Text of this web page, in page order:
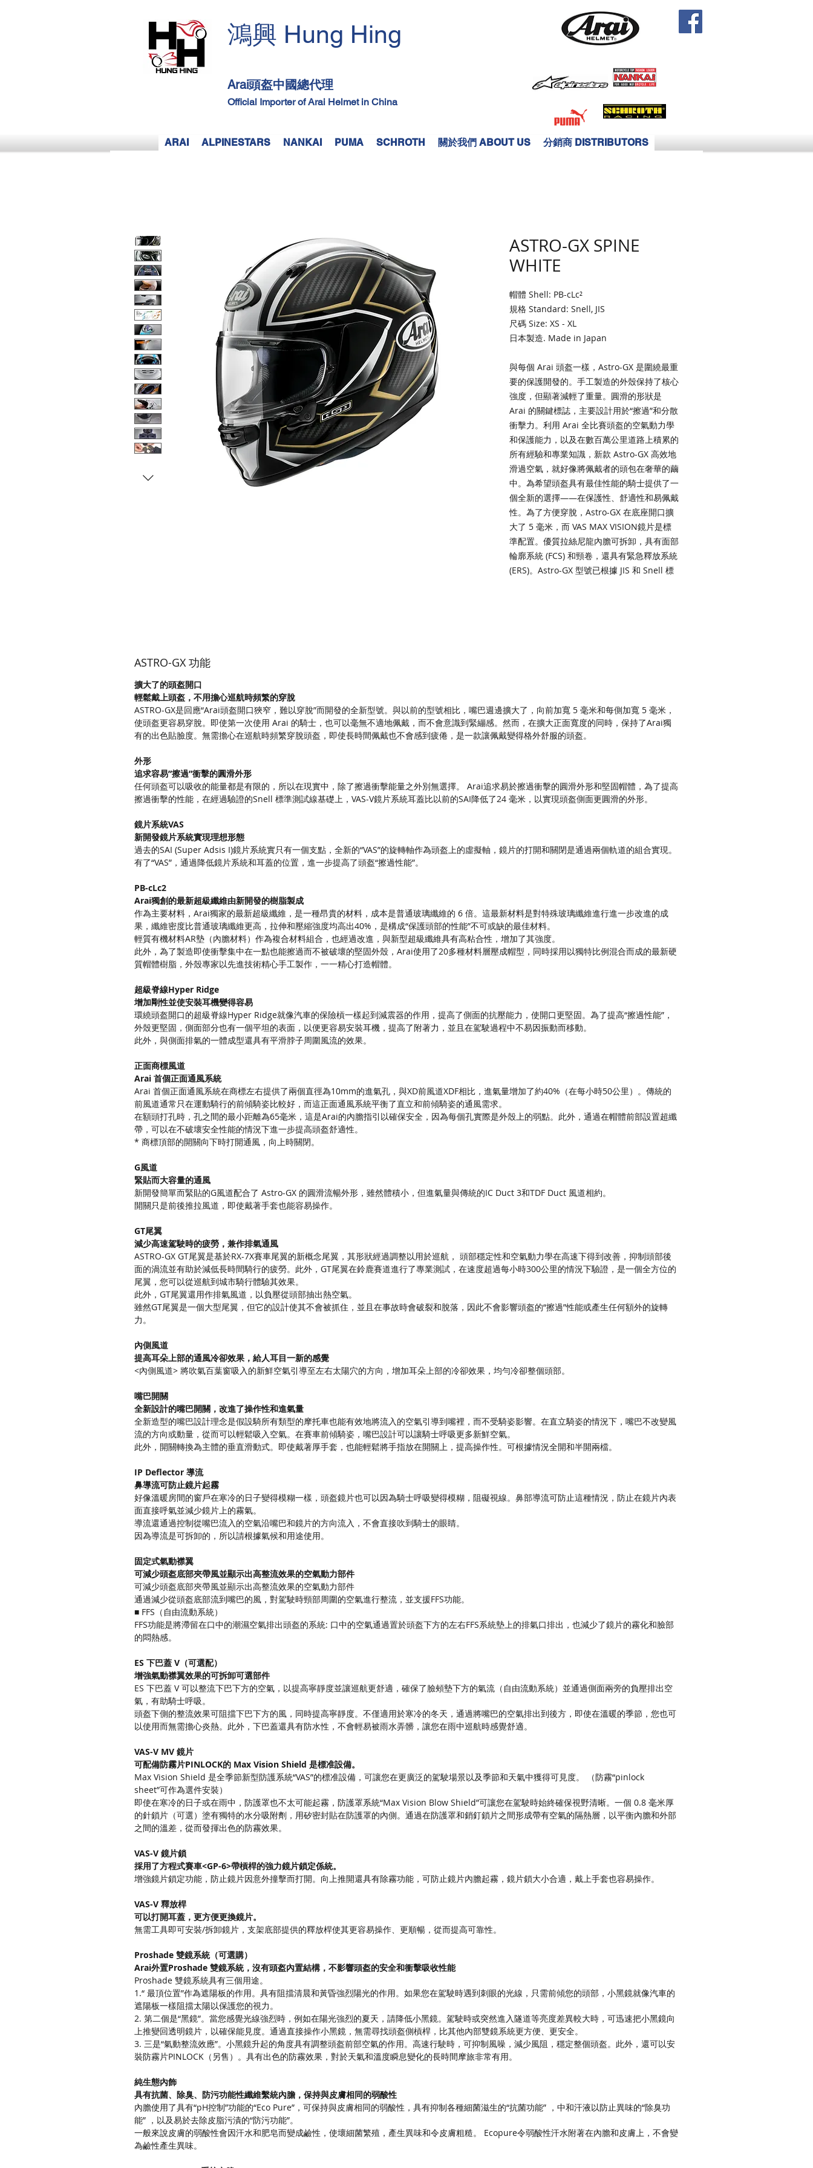
鴻興 Hung Hing
Arai頭盔中國總代理
Official Importer of Arai Helmet in China
ARAI ALPINESTARS NANKAI PUMA SCHROTH 關於我們 ABOUT US 分銷商 DISTRIBUTORS
ASTRO-GX SPINE
WHITE
帽體 Shell: PB-cLc²
規格 Standard: Snell, JIS
尺碼 Size: XS - XL
日本製造. Made in Japan
與每個 Arai 頭盔一樣，Astro-GX 是圍繞最重
要的保護開發的。手工製造的外殼保持了核心
強度，但顯著減輕了重量。圓滑的形狀是
Arai 的關鍵標誌，主要設計用於“擦過”和分散
衝擊力。利用 Arai 全比賽頭盔的空氣動力學
和保護能力，以及在數百萬公里道路上積累的
所有經驗和專業知識，新款 Astro-GX 高效地
滑過空氣，就好像將佩戴者的頭包在奢華的繭
中。為希望頭盔具有最佳性能的騎士提供了一
個全新的選擇——在保護性、舒適性和易佩戴
性。為了方便穿脫，Astro-GX 在底座開口擴
大了 5 毫米，而 VAS MAX VISION鏡片是標
準配置。優質拉絲尼龍內膽可拆卸，具有面部
輪廓系統 (FCS) 和頸卷，還具有緊急釋放系統
(ERS)。Astro-GX 型號已根據 JIS 和 Snell 標
ASTRO-GX 功能
擴大了的頭盔開口
輕鬆戴上頭盔，不用擔心巡航時頻繁的穿脫
ASTRO-GX是回應“Arai頭盔開口狹窄，難以穿脫”而開發的全新型號。與以前的型號相比，嘴巴週邊擴大了，向前加寬 5 毫米和每側加寬 5 毫米，
使頭盔更容易穿脫。即使第一次使用 Arai 的騎士，也可以毫無不適地佩戴，而不會意識到緊繃感。然而，在擴大正面寬度的同時，保持了Arai獨
有的出色貼臉度。無需擔心在巡航時頻繁穿脫頭盔，即使長時間佩戴也不會感到疲倦，是一款讓佩戴變得格外舒服的頭盔。
外形
追求容易”擦過”衝擊的圓滑外形
任何頭盔可以吸收的能量都是有限的，所以在現實中，除了擦過衝擊能量之外別無選擇。 Arai追求易於擦過衝擊的圓滑外形和堅固帽體，為了提高
擦過衝擊的性能，在經過驗證的Sn​​ell 標準測試線基礎上，VAS-V鏡片系統耳蓋比以前的SAI降低了24 毫米，以實現頭盔側面更圓滑的外形。
鏡片系統VAS
新開發鏡片系統實現理想形態
過去的SAI (Super Adsis I)鏡片系統實只有一個支點，全新的“VAS”的旋轉軸作為頭盔上的虛擬軸，鏡片的打開和關閉是通過兩個軌道的組合實現。
有了“VAS”，通過降低鏡片系統和耳蓋的位置，進一步提高了頭盔“擦過性能”。
PB-cLc2
Arai獨創的最新超級纖維由新開發的樹脂製成
作為主要材料，Arai獨家的最新超級纖維，是一種昂貴的材料，成本是普通玻璃纖維的 6 倍。這最新材料是對特殊玻璃纖維進行進一步改進的成
果，纖維密度比普通玻璃纖維更高，拉伸和壓縮強度均高出40%，是構成“保護頭部的性能”不可或缺的最佳材料。
輕質有機材料AR墊（內膽材料）作為複合材料組合，也經過改進，與新型超級纖維具有高粘合性，增加了其強度。
此外，為了製造即使衝擊集中在一點也能擦過而不被破壞的堅固外殼，Arai使用了20多種材料層壓成帽型，同時採用以獨特比例混合而成的最新硬
質帽體樹脂，外殼專家以先進技術精心手工製作，一一精心打造帽體。
超級脊線Hyper Ridge
增加剛性並使安裝耳機變得容易
環繞頭盔開口的超級脊線Hyper Ridge就像汽車的保險槓一樣起到減震器的作用，提高了側面的抗壓能力，使開口更堅固。為了提高“擦過性能”，
外殼更堅固，側面部分也有一個平坦的表面，以便更容易安裝耳機，提高了附著力，並且在駕駛過程中不易因振動而移動。
此外，與側面排氣的一體成型還具有平滑脖子周圍風流的效果。
正面商標風道
Arai 首個正面通風系統
Arai 首個正面通風系統在商標左右提供了兩個直徑為10mm的進氣孔，與XD前風道XDF相比，進氣量增加了約40%（在每小時50公里）。傳統的
前風道通常只在運動騎行的前傾騎姿比較好，而這正面通風系統平衡了直立和前傾騎姿的通風需求。
在額頭打孔時，孔之間的最小距離為65毫米，這是Arai的內膽指引以確保安全，因為每個孔實際是外殼上的弱點。此外，通過在帽體前部設置超纖
帶，可以在不破壞安全性能的情況下進一步提高頭盔舒適性。
* 商標頂部的開關向下時打開通風，向上時關閉。
G風道
緊貼而大容量的通風
新開發簡單而緊貼的G風道配合了 Astro-GX 的圓滑流暢外形，雖然體積小，但進氣量與傳統的IC Duct 3和TDF Duct 風道相約。
開關只是前後推拉風道，即使戴著手套也能容易操作。
GT尾翼
減少高速駕駛時的疲勞，兼作排氣通風
ASTRO-GX GT尾翼是基於RX-7X賽車尾翼的新概念尾翼，其形狀經過調整以用於巡航， 頭部穩定性和空氣動力學在高速下得到改善，抑制頭部後
面的渦流並有助於減低長時間騎行的疲勞。此外，GT尾翼在鈴鹿賽道進行了專業測試，在速度超過每小時300公里的情況下驗證，是一個全方位的
尾翼，您可以從巡航到城市騎行體驗其效果。
此外，GT尾翼還用作排氣風道，以負壓從頭部抽出熱空氣。
雖然GT尾翼是一個大型尾翼，但它的設計使其不會被抓住，並且在事故時會破裂和脫落，因此不會影響頭盔的“擦過”性能或產生任何額外的旋轉
力。
內側風道
提高耳朵上部的通風冷卻效果，給人耳目一新的感覺
<內側風道> 將吹氣百葉窗吸入的新鮮空氣引導至左右太陽穴的方向，增加耳朵上部的冷卻效果，均勻冷卻整個頭部。
嘴巴開關
全新設計的嘴巴開關，改進了操作性和進氣量
全新造型的嘴巴設計理念是假設騎所有類型的摩托車也能有效地將流入的空氣引導到嘴裡，而不受騎姿影響。在直立騎姿的情況下，嘴巴不改變風
流的方向或動量，從而可以輕鬆吸入空氣。在賽車前傾騎姿，嘴巴設計可以讓騎士呼吸更多新鮮空氣。
此外，開關轉換為主體的垂直滑動式。即使戴著厚手套，也能輕鬆將手指放在開關上，提高操作性。可根據情況全開和半開兩檔。
IP Deflector 導流
鼻導流可防止鏡片起霧
好像溫暖房間的窗戶在寒冷的日子變得模糊一樣，頭盔鏡片也可以因為騎士呼吸變得模糊，阻礙視線。鼻部導流可防止這種情況，防止在鏡片內表
面直接呼氣並減少鏡片上的霧氣。
導流還通過控制從嘴巴流入的空氣沿嘴巴和鏡片的方向流入，不會直接吹到騎士的眼睛。
因為導流是可拆卸的，所以請根據氣候和用途使用。
固定式氣動襟翼
可減少頭盔底部夾帶風並顯示出高整流效果的空氣動力部件
可減少頭盔底部夾帶風並顯示出高整流效果的空氣動力部件
通過減少從頭盔底部流到嘴巴的風，對駕駛時頸部周圍的空氣進行整流，並支援FFS功能。
■ FFS（自由流動系統）
FFS功能是將滯留在口中的潮濕空氣排出頭盔的系統: 口中的空氣通過置於頭盔下方的左右FFS系統墊上的排氣口排出，也減少了鏡片的霧化和臉部
的悶熱感。
ES 下巴蓋 V（可選配）
增強氣動襟翼效果的可拆卸可選部件
ES 下巴蓋 V 可以整流下巴下方的空氣，以提高寧靜度並讓巡航更舒適，確保了臉頰墊下方的氣流（自由流動系統）並通過側面兩旁的負壓排出空
氣，有助騎士呼吸。
頭盔下側的整流效果可阻擋下巴下方的風，同時提高寧靜度。不僅適用於寒冷的冬天，通過將嘴巴的空氣排出到後方，即使在溫暖的季節，您也可
以使用而無需擔心炎熱。此外，下巴蓋還具有防水性，不會輕易被雨水弄髒，讓您在雨中巡航時感覺舒適。
VAS-V MV 鏡片
可配備防霧片PINLOCK的 Max Vision Shield 是標准設備。
Max Vision Shield 是全季節新型防護系統“VAS”的標准設備，可讓您在更廣泛的駕駛場景以及季節和天氣中獲得可見度。 （防霧“pinlock
sheet”可作為選件安裝）
即使在寒冷的日子或在雨中，防護罩也不太可能起霧，防護罩系統“Max Vision Blow Shield”可讓您在駕駛時始終確保視野清晰。一個 0.8 毫米厚
的針鎖片（可選）塗有獨特的水分吸附劑，用矽密封貼在防護罩的內側。通過在防護罩和銷釘鎖片之間形成帶有空氣的隔熱層，以平衡內膽和外部
之間的溫差，從而發揮出色的防霧效果。
VAS-V 鏡片鎖
採用了方程式賽車<GP-6>帶槓桿的強力鏡片鎖定係統。
增強鏡片鎖定功能，防止鏡片因意外撞擊而打開。向上推開還具有除霧功能，可防止鏡片內膽起霧，鏡片鎖大小合適，戴上手套也容易操作。
VAS-V 釋放桿
可以打開耳蓋，更方便更換鏡片。
無需工具即可安裝/拆卸鏡片，支架底部提供的釋放桿使其更容易操作、更順暢，從而提高可靠性。
Proshade 雙鏡系統（可選購）
Arai外置Proshade 雙鏡系統，沒有頭盔內置結構，不影響頭盔的安全和衝擊吸收性能
Proshade 雙鏡系統具有三個用途。
1.“ 最頂位置”作為遮陽板的作用。具有阻擋清晨和黃昏強烈陽光的作用。如果您在駕駛時遇到刺眼的光線，只需前傾您的頭部，小黑鏡就像汽車的
遮陽板一樣阻擋太陽以保護您的視力。
2. 第二個是“黑鏡”。當您感覺光線強烈時，例如在陽光強烈的夏天，請降低小黑鏡。駕駛時或突然進入隧道等亮度差異較大時，可迅速把小黑鏡向
上推變回透明鏡片，以確保能見度。通過直接操作小黑鏡，無需尋找頭盔側槓桿，比其他內部雙鏡系統更方便、更安全。
3. 三是“氣動整流效應”。小黑鏡升起的角度具有調整頭盔前部空氣的作用。高速行駛時，可抑制風噪，減少風阻，穩定整個頭盔。此外，還可以安
裝防霧片PINLOCK（另售）。具有出色的防霧效果，對於天氣和溫度瞬息變化的長時間摩旅非常有用。
純生態內飾
具有抗菌、除臭、防污功能性纖維繫統內膽，保持與皮膚相同的弱酸性
內膽使用了具有“pH控制”功能的“Eco Pure”，可保持與皮膚相同的弱酸性，具有抑制各種細菌滋生的“抗菌功能” ，中和汗液以防止異味的“除臭功
能” ，以及易於去除皮脂污漬的“防污功能”。
一般來說皮膚的弱酸性會因汗水和肥皂而變成鹼性，使壞細菌繁殖，產生異味和令皮膚粗糙。 Ecopure令弱酸性汗水附著在內膽和皮膚上，不會變
為鹼性產生異味。